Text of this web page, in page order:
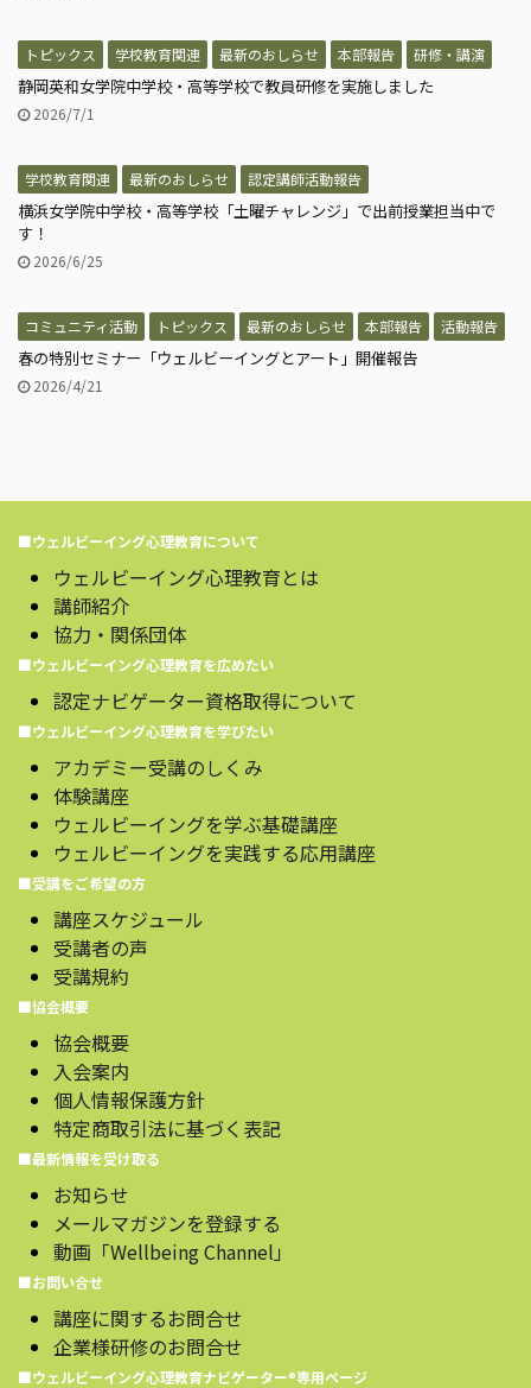
トピックス 学校教育関連 最新のおしらせ 本部報告 研修・講演
静岡英和女学院中学校・高等学校で教員研修を実施しました
2026/7/1
学校教育関連 最新のおしらせ 認定講師活動報告
横浜女学院中学校・高等学校「土曜チャレンジ」で出前授業担当中で
す！
2026/6/25
コミュニティ活動 トピックス 最新のおしらせ 本部報告 活動報告
春の特別セミナー「ウェルビーイングとアート」開催報告
2026/4/21
■ウェルビーイング心理教育について
ウェルビーイング心理教育とは
講師紹介
協力・関係団体
■ウェルビーイング心理教育を広めたい
認定ナビゲーター資格取得について
■ウェルビーイング心理教育を学びたい
アカデミー受講のしくみ
体験講座
ウェルビーイングを学ぶ基礎講座
ウェルビーイングを実践する応用講座
■受講をご希望の方
講座スケジュール
受講者の声
受講規約
■協会概要
協会概要
入会案内
個人情報保護方針
特定商取引法に基づく表記
■最新情報を受け取る
お知らせ
メールマガジンを登録する
動画「Wellbeing Channel」
■お問い合せ
講座に関するお問合せ
企業様研修のお問合せ
■ウェルビーイング心理教育ナビゲーター®️専用ページ